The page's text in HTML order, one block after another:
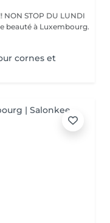
NON STOP DU LUNDI
cornes et